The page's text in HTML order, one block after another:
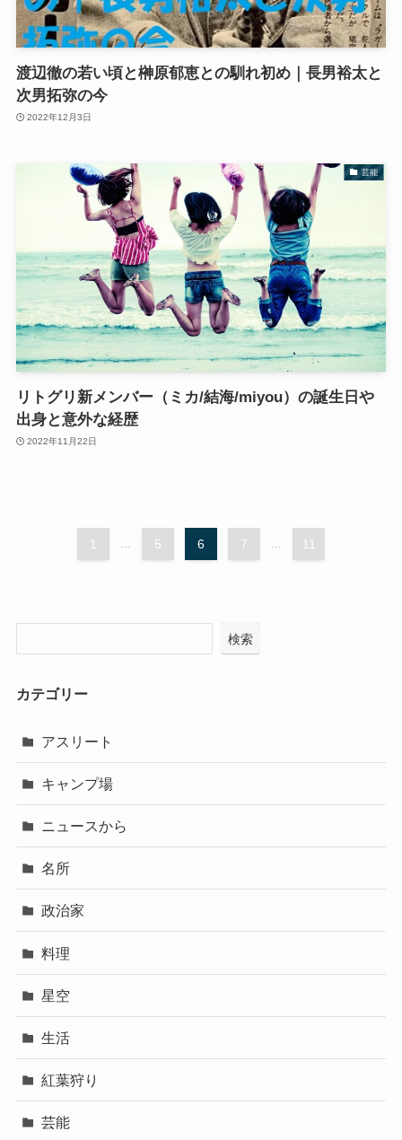
渡辺徹の若い頃と榊原郁恵との馴れ初め｜長男裕太と
次男拓弥の今
2022年12月3日
芸能
リトグリ新メンバー（ミカ/結海/miyou）の誕生日や
出身と意外な経歴
2022年11月22日
1 5 6 7 11
検索
カテゴリー
アスリート
キャンプ場
ニュースから
名所
政治家
料理
星空
生活
紅葉狩り
芸能